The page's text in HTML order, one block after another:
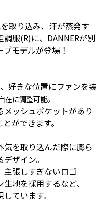
取り込み、汗が蒸発す
服(R)に、DANNERが別
モデルが登場！
好きな位置にファンを装
在に調整可能。
ッシュポケットがあり
ができます。
を取り込んだ際に膨ら
ザイン。
主張しすぎないロゴ
地を採用するなど、
ています。